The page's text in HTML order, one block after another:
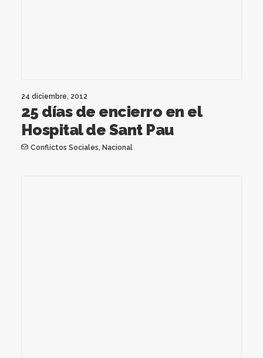
24 diciembre, 2012
25 días de encierro en el
Hospital de Sant Pau
Conflictos Sociales, Nacional